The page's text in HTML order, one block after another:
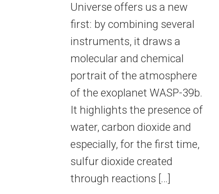
Universe offers us a new
first: by combining several
instruments, it draws a
molecular and chemical
portrait of the atmosphere
of the exoplanet WASP-39b.
It highlights the presence of
water, carbon dioxide and
especially, for the first time,
sulfur dioxide created
through reactions […]